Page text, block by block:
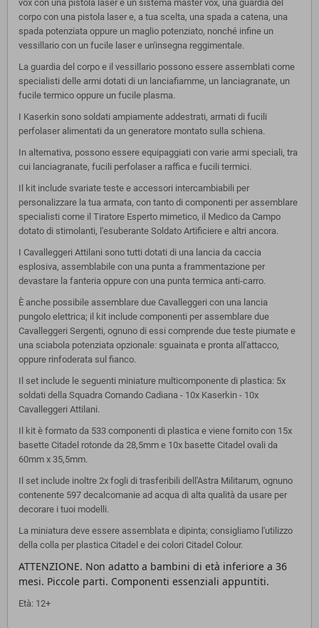
vox con una pistola laser e un sistema master vox, una guardia del
corpo con una pistola laser e, a tua scelta, una spada a catena, una
spada potenziata oppure un maglio potenziato, nonché infine un
vessillario con un fucile laser e un'insegna reggimentale.
La guardia del corpo e il vessillario possono essere assemblati come
specialisti delle armi dotati di un lanciafiamme, un lanciagranate, un
fucile termico oppure un fucile plasma.
I Kaserkin sono soldati ampiamente addestrati, armati di fucili
perfolaser alimentati da un generatore montato sulla schiena.
In alternativa, possono essere equipaggiati con varie armi speciali, tra
cui lanciagranate, fucili perfolaser a raffica e fucili termici.
Il kit include svariate teste e accessori intercambiabili per
personalizzare la tua armata, con tanto di componenti per assemblare
specialisti come il Tiratore Esperto mimetico, il Medico da Campo
dotato di stimolanti, l'esuberante Soldato Artificiere e altri ancora.
I Cavalleggeri Attilani sono tutti dotati di una lancia da caccia
esplosiva, assemblabile con una punta a frammentazione per
devastare la fanteria oppure con una punta termica anti-carro.
È anche possibile assemblare due Cavalleggeri con una lancia
pungolo elettrica; il kit include componenti per assemblare due
Cavalleggeri Sergenti, ognuno di essi comprende due teste piumate e
una sciabola potenziata opzionale: sguainata e pronta all'attacco,
oppure rinfoderata sul fianco.
Il set include le seguenti miniature multicomponente di plastica: 5x
soldati della Squadra Comando Cadiana - 10x Kaserkin - 10x
Cavalleggeri Attilani.
Il kit è formato da 533 componenti di plastica e viene fornito con 15x
basette Citadel rotonde da 28,5mm e 10x basette Citadel ovali da
60mm x 35,5mm.
Il set include inoltre 2x fogli di trasferibili dell'Astra Militarum, ognuno
contenente 597 decalcomanie ad acqua di alta qualità da usare per
decorare i tuoi modelli.
La miniatura deve essere assemblata e dipinta; consigliamo l'utilizzo
della colla per plastica Citadel e dei colori Citadel Colour.
ATTENZIONE. Non adatto a bambini di età inferiore a 36
mesi. Piccole parti. Componenti essenziali appuntiti.
Età: 12+